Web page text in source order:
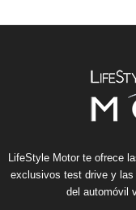
LifeStyle Motor te ofrece
exclusivos test drive y las
del automóvil